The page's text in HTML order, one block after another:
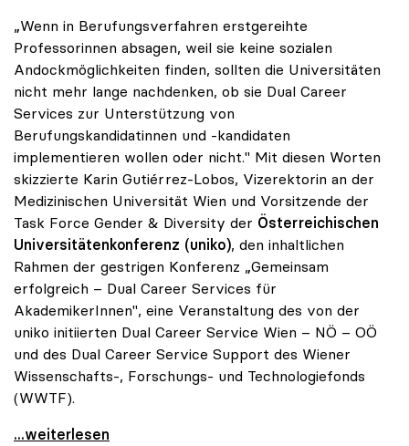
„Wenn in Berufungsverfahren erstgereihte
Professorinnen absagen, weil sie keine sozialen
Andockmöglichkeiten finden, sollten die Universitäten
nicht mehr lange nachdenken, ob sie Dual Career
Services zur Unterstützung von
Berufungskandidatinnen und -kandidaten
implementieren wollen oder nicht." Mit diesen Worten
skizzierte Karin Gutiérrez-Lobos, Vizerektorin an der
Medizinischen Universität Wien und Vorsitzende der
Task Force Gender & Diversity der Österreichischen
Universitätenkonferenz (uniko), den inhaltlichen
Rahmen der gestrigen Konferenz „Gemeinsam
erfolgreich – Dual Career Services für
AkademikerInnen", eine Veranstaltung des von der
uniko initiierten Dual Career Service Wien – NÖ – OÖ
und des Dual Career Service Support des Wiener
Wissenschafts-, Forschungs- und Technologiefonds
(WWTF).
uniko forciert Dual Career Service für
...weiterlesen